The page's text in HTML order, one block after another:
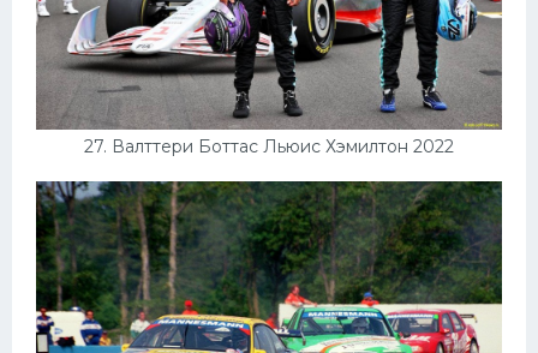
27. Валттери Боттас Льюис Хэмилтон 2022